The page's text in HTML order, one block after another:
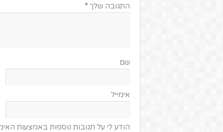
התגובה שלך *
שם
אימייל
הודע לי על תגובות נוספות באמצעות